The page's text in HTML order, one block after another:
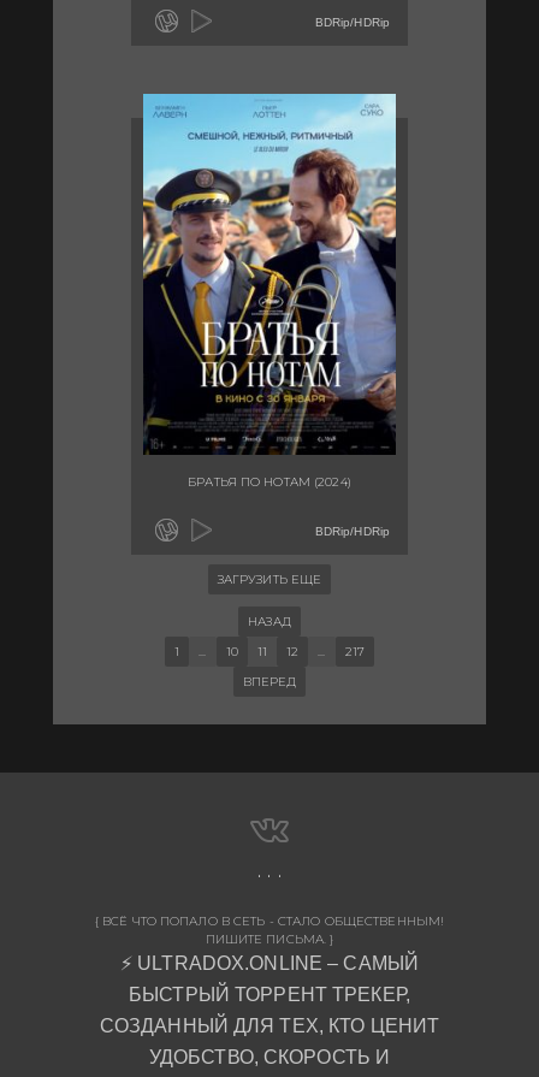
BDRip/HDRip
БРАТЬЯ ПО НОТАМ (2024)
BDRip/HDRip
ЗАГРУЗИТЬ ЕЩЕ
НАЗАД
1
... 10 11 12 ...
217
ВПЕРЕД
{ ВСЁ ЧТО ПОПАЛО В СЕТЬ - СТАЛО ОБЩЕСТВЕННЫМ!
ПИШИТЕ ПИСЬМА. }
⚡ ULTRADOX.ONLINE – САМЫЙ
БЫСТРЫЙ ТОРРЕНТ ТРЕКЕР,
СОЗДАННЫЙ ДЛЯ ТЕХ, КТО ЦЕНИТ
УДОБСТВО, СКОРОСТЬ И